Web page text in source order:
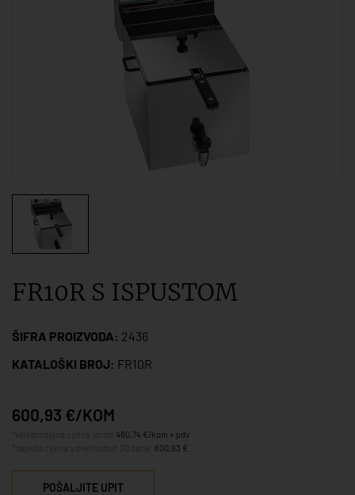
FR10R S ISPUSTOM
ŠIFRA PROIZVODA: 2436
KATALOŠKI BROJ: FR10R
600,93 €/KOM
480,74 €/kom + pdv
600,93 €
POŠALJITE UPIT